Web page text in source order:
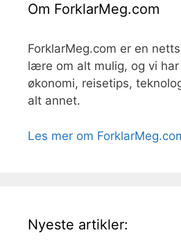
Om ForklarMeg.com
ForklarMeg.com er en
lære om alt mulig, og vi
økonomi, reisetips,
alt annet.
Les mer om
Nyeste artikler: